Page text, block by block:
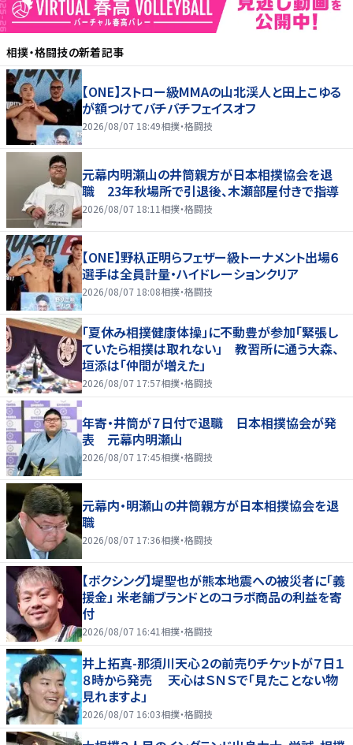
相撲・格闘技の新着記事
【ONE】ストロー級MMAの山北渓人と田上こゆる
が額つけてバチバチフェイスオフ
2026/08/07 18:49相撲・格闘技
元幕内明瀬山の井筒親方が日本相撲協会を退
職 23年秋場所で引退後、木瀬部屋付きで指導
2026/08/07 18:11 相撲・格闘技
【ONE】野杁正明らフェザー級トーナメント出場６
選手は全員計量・ハイドレーションクリア
2026/08/07 18:08相撲・格闘技
「夏休み相撲健康体操」に不動豊が参加「緊張し
ていたら相撲は取れない」 教習所に通う大森、
垣添は「仲間が増えた」
2026/08/07 17:57相撲・格闘技
年寄・井筒が７日付で退職 日本相撲協会が発
表 元幕内明瀬山
2026/08/07 17:45相撲・格闘技
元幕内・明瀬山の井筒親方が日本相撲協会を退
職
2026/08/07 17:36相撲・格闘技
【ボクシング】堤聖也が熊本地震への被災者に「義
援金」 米老舗ブランドとのコラボ商品の利益を寄
付
2026/08/07 16:41 相撲・格闘技
井上拓真-那須川天心２の前売りチケットが７日１
８時から発売 天心はＳＮＳで「見たことない物
見れますよ」
2026/08/07 16:03相撲・格闘技